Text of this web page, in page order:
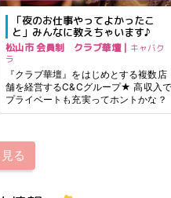
「夜のお仕事やってよかったこ
と」みんなに教えちゃいます♪
松山市 会員制 クラブ華壇｜ キャバク
ラ
『クラブ華壇』をはじめとする複数店
舗を経営するC&Cグループ★ 高収入で
プライベートも充実ってホントかな？
自分にもできるのかな？ 想像するだけ
る